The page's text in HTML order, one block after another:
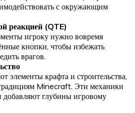
с окружающим
реакцией (QTE)
игроку нужно вовремя
кнопки, чтобы избежать
врагов.
элементы крафта и строительства,
Minecraft. Эти механики
глубины игровому